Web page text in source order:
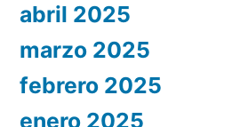
abril 2025
marzo 2025
febrero 2025
enero 2025